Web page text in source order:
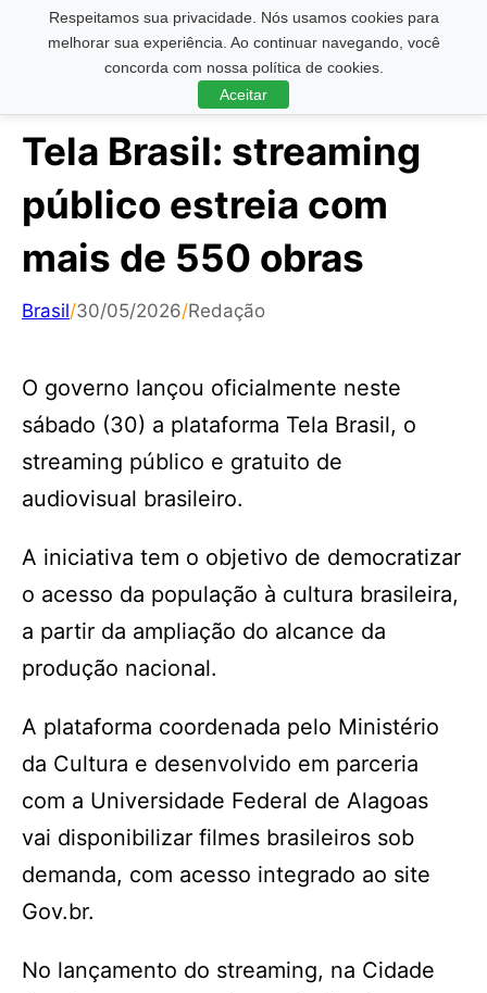
Respeitamos sua privacidade. Nós usamos cookies para
melhorar sua experiência. Ao continuar navegando, você
concorda com nossa política de cookies.
Aceitar
Pesquisar ...
Tela Brasil: streaming
público estreia com
mais de 550 obras
Brasil/30/05/2026/Redação
O governo lançou oficialmente neste
sábado (30) a plataforma Tela Brasil, o
streaming público e gratuito de
audiovisual brasileiro.
A iniciativa tem o objetivo de democratizar
o acesso da população à cultura brasileira,
a partir da ampliação do alcance da
produção nacional.
A plataforma coordenada pelo Ministério
da Cultura e desenvolvido em parceria
com a Universidade Federal de Alagoas
vai disponibilizar filmes brasileiros sob
demanda, com acesso integrado ao site
Gov.br.
No lançamento do streaming, na Cidade